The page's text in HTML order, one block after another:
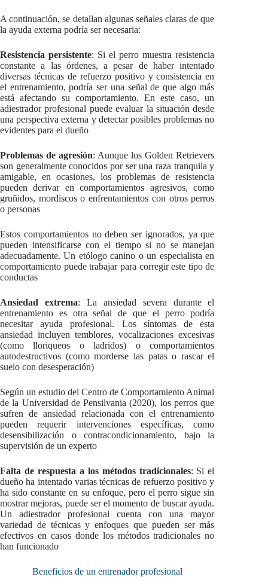
A continuación, se detallan algunas señales claras de que
la ayuda externa podría ser necesaria:
Resistencia persistente: Si el perro muestra resistencia
constante a las órdenes, a pesar de haber intentado
diversas técnicas de refuerzo positivo y consistencia en
el entrenamiento, podría ser una señal de que algo más
está afectando su comportamiento. En este caso, un
adiestrador profesional puede evaluar la situación desde
una perspectiva externa y detectar posibles problemas no
evidentes para el dueño
Problemas de agresión: Aunque los Golden Retrievers
son generalmente conocidos por ser una raza tranquila y
amigable, en ocasiones, los problemas de resistencia
pueden derivar en comportamientos agresivos, como
gruñidos, mordiscos o enfrentamientos con otros perros
o personas
Estos comportamientos no deben ser ignorados, ya que
pueden intensificarse con el tiempo si no se manejan
adecuadamente. Un etólogo canino o un especialista en
comportamiento puede trabajar para corregir este tipo de
conductas
Ansiedad extrema: La ansiedad severa durante el
entrenamiento es otra señal de que el perro podría
necesitar ayuda profesional. Los síntomas de esta
ansiedad incluyen temblores, vocalizaciones excesivas
(como lloriqueos o ladridos) o comportamientos
autodestructivos (como morderse las patas o rascar el
suelo con desesperación)
Según un estudio del Centro de Comportamiento Animal
de la Universidad de Pensilvania (2020), los perros que
sufren de ansiedad relacionada con el entrenamiento
pueden requerir intervenciones específicas, como
desensibilización o contracondicionamiento, bajo la
supervisión de un experto
Falta de respuesta a los métodos tradicionales: Si el
dueño ha intentado varias técnicas de refuerzo positivo y
ha sido constante en su enfoque, pero el perro sigue sin
mostrar mejoras, puede ser el momento de buscar ayuda.
Un adiestrador profesional cuenta con una mayor
variedad de técnicas y enfoques que pueden ser más
efectivos en casos donde los métodos tradicionales no
han funcionado
Beneficios de un entrenador profesional